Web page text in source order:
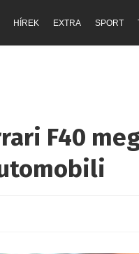
HÍREK EXTRA SPORT
F40